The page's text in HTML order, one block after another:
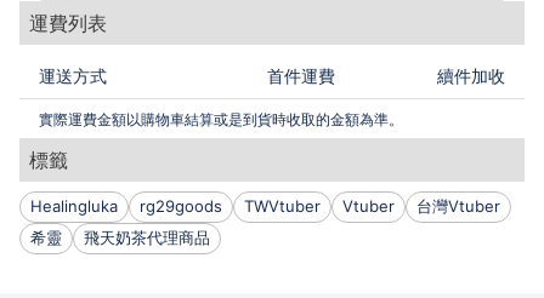
運費列表
運送方式 首件運費 續件加收
實際運費金額以購物車結算或是到貨時收取的金額為準。
標籤
Healingluka rg29goods TWVtuber Vtuber
台灣Vtuber
希靈
飛天奶茶代理商品